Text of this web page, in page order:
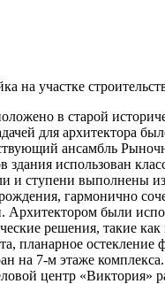
на участке
в старой
для архитектора
ансамбль
здания использован
и ступени выполнены из
гармонично
были
решения, такие
планарное остекление
на 7-м этаже комплекса.
центр «Виктория»